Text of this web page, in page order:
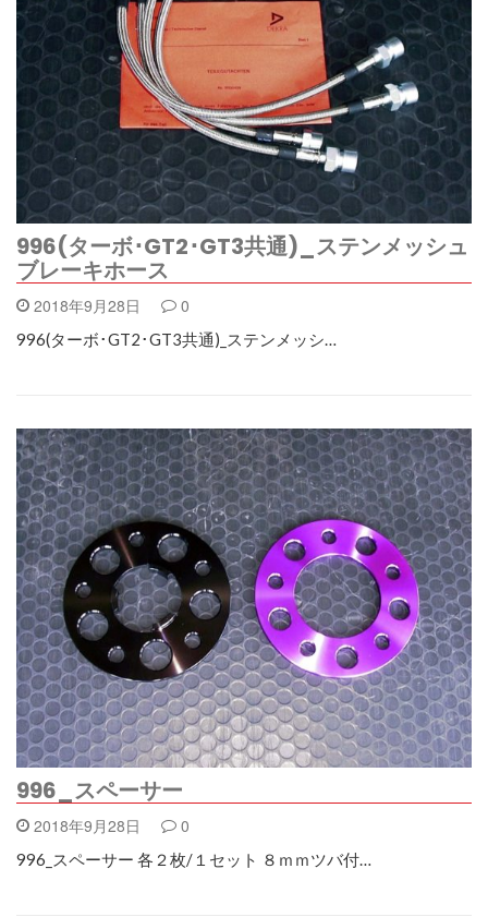
996(ターボ･GT2･GT3共通)_ステンメッシュ
ブレーキホース
2018年9月28日 0
996(ターボ･GT2･GT3共通)_ステンメッシ…
996_スペーサー
2018年9月28日 0
996_スペーサー 各２枚/１セット ８ｍｍツバ付…